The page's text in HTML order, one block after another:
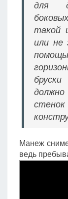
для
такой
или не
Манеж
ведь